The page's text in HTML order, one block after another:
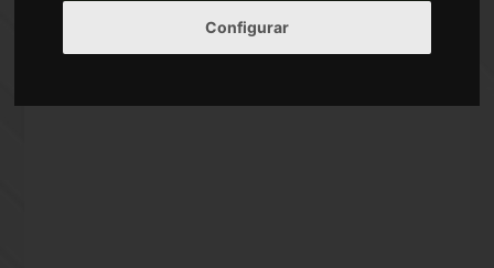
Configurar
Calle De Enmedio Elche